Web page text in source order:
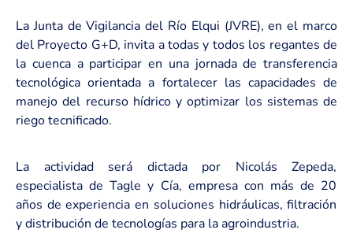
La Junta de Vigilancia del Río Elqui (JVRE), en el marco
del Proyecto G+D, invita a todas y todos los regantes de
la cuenca a participar en una jornada de transferencia
tecnológica orientada a fortalecer las capacidades de
manejo del recurso hídrico y optimizar los sistemas de
riego tecnificado.
La actividad será dictada por Nicolás Zepeda,
especialista de Tagle y Cía, empresa con más de 20
años de experiencia en soluciones hidráulicas, filtración
y distribución de tecnologías para la agroindustria.